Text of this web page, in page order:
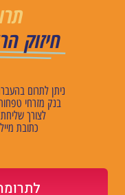
חיזוק
ניתן לתרום
בנק מזרחי טפחות (20), סניף 401, חשבון
לצורך
כתובת